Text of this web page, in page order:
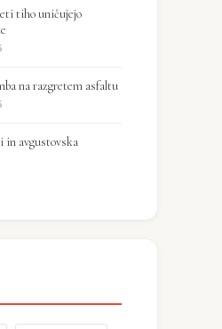
tiho uničujejo
na razgretem asfaltu
in avgustovska